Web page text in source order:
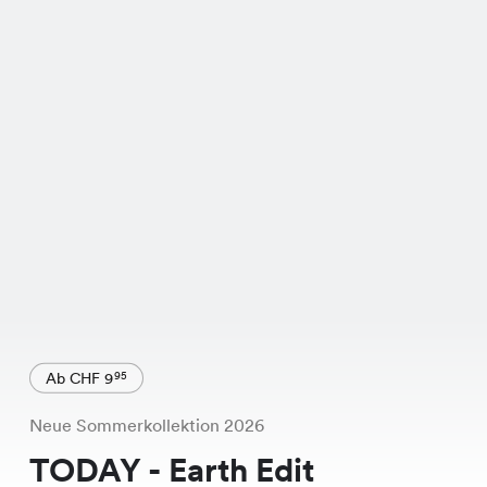
Ab CHF 995
Neue Sommerkollektion 2026
TODAY - Earth Edit